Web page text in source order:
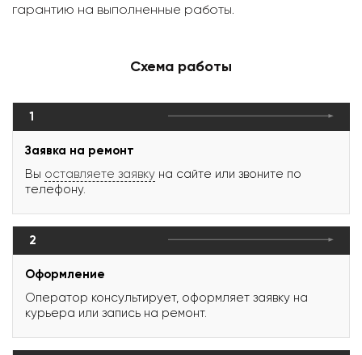
гарантию на выполненные работы.
Схема работы
1
Заявка на ремонт
Вы оставляете заявку на сайте или звоните по
телефону.
2
Оформление
Оператор консультирует, оформляет заявку на
курьера или запись на ремонт.